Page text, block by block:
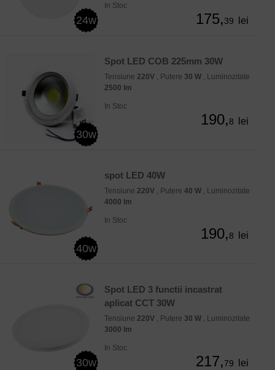
24w
In Stoc
175,39 lei
30w
Spot LED COB 225mm 30W
Tensiune 220V , Putere 30 W , Luminozitate
2500 lm
In Stoc
190,8 lei
40w
spot LED 40W
Tensiune 220V , Putere 40 W , Luminozitate
4000 lm
In Stoc
190,8 lei
30w
Spot LED 3 functii incastrat
aplicat CCT 30W
Tensiune 220V , Putere 30 W , Luminozitate
3000 lm
In Stoc
217,79 lei